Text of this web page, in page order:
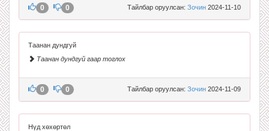
Тайлбар оруулсан: Зочин 2024-11-10
0 0
Таанан дундгуй
Таанан дундгуй гаар тоглох
Тайлбар оруулсан: Зочин 2024-11-09
0 0
Нүд хөхөртөл